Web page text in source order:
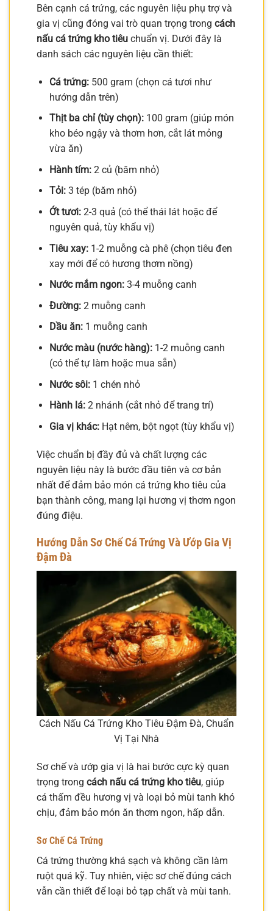
Bên cạnh cá trứng, các nguyên liệu phụ trợ và
gia vị cũng đóng vai trò quan trọng trong cách
nấu cá trứng kho tiêu chuẩn vị. Dưới đây là
danh sách các nguyên liệu cần thiết:
Cá trứng:500 gram (chọn cá tươi như
hướng dẫn trên)
Thịt ba chỉ (tùy chọn):100 gram (giúp món
kho béo ngậy và thơm hơn, cắt lát mỏng
vừa ăn)
Hành tím:2 củ (băm nhỏ)
Tỏi:3 tép (băm nhỏ)
Ớt tươi:2-3 quả (có thể thái lát hoặc để
nguyên quả, tùy khẩu vị)
Tiêu xay:1-2 muỗng cà phê (chọn tiêu đen
xay mới để có hương thơm nồng)
Nước mắm ngon:3-4 muỗng canh
Đường:2 muỗng canh
Dầu ăn:1 muỗng canh
Nước màu (nước hàng):1-2 muỗng canh
(có thể tự làm hoặc mua sẵn)
Nước sôi:1 chén nhỏ
Hành lá:2 nhánh (cắt nhỏ để trang trí)
Gia vị khác:Hạt nêm, bột ngọt (tùy khẩu vị)
Việc chuẩn bị đầy đủ và chất lượng các
nguyên liệu này là bước đầu tiên và cơ bản
nhất để đảm bảo món cá trứng kho tiêu của
bạn thành công, mang lại hương vị thơm ngon
đúng điệu.
Hướng Dẫn Sơ Chế Cá Trứng Và Ướp Gia Vị
Đậm Đà
Cách Nấu Cá Trứng Kho Tiêu Đậm Đà, Chuẩn
Vị Tại Nhà
Sơ chế và ướp gia vị là hai bước cực kỳ quan
trọng trong cách nấu cá trứng kho tiêu, giúp
cá thấm đều hương vị và loại bỏ mùi tanh khó
chịu, đảm bảo món ăn thơm ngon, hấp dẫn.
Sơ Chế Cá Trứng
Cá trứng thường khá sạch và không cần làm
ruột quá kỹ. Tuy nhiên, việc sơ chế đúng cách
vẫn cần thiết để loại bỏ tạp chất và mùi tanh.